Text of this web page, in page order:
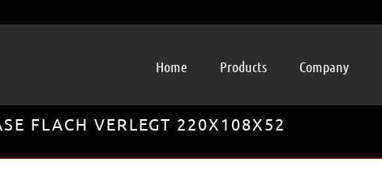
Home Products Company
FLACH VERLEGT 220X108X52